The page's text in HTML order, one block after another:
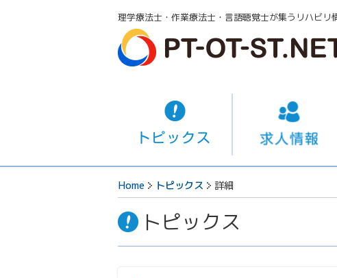
理学療法士・作業療法士・言語聴覚士が集うリハビリ
Home トピックス 詳細
トピックス